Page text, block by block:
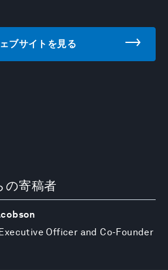
ブサイトを見る
の寄稿者
Officer and Co-Founder